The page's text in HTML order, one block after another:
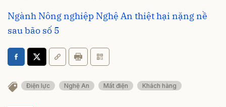
Ngành Nông nghiệp Nghệ An thiệt hại nặng nề
sau bão số 5
Điện lực Nghệ An Mất điện Khách hàng